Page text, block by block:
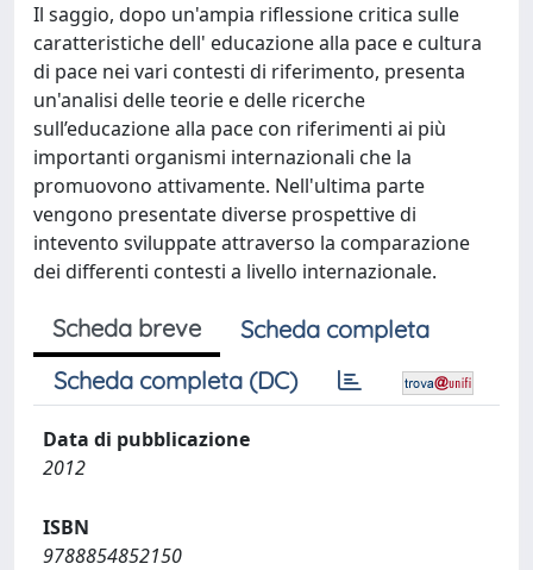
Il saggio, dopo un'ampia riflessione critica sulle
caratteristiche dell' educazione alla pace e cultura
di pace nei vari contesti di riferimento, presenta
un'analisi delle teorie e delle ricerche
sull’educazione alla pace con riferimenti ai più
importanti organismi internazionali che la
promuovono attivamente. Nell'ultima parte
vengono presentate diverse prospettive di
intevento sviluppate attraverso la comparazione
dei differenti contesti a livello internazionale.
Scheda breve
Scheda completa
Scheda completa (DC)
Data di pubblicazione
2012
ISBN
9788854852150